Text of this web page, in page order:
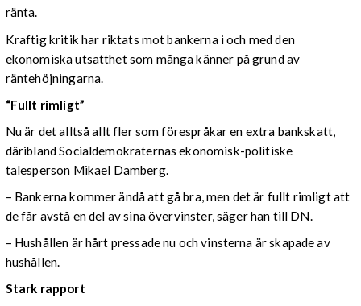
ränta.
Kraftig kritik har riktats mot bankerna i och med den
ekonomiska utsatthet som många känner på grund av
räntehöjningarna.
“Fullt rimligt”
Nu är det alltså allt fler som förespråkar en extra bankskatt,
däribland Socialdemokraternas ekonomisk-politiske
talesperson Mikael Damberg.
– Bankerna kommer ändå att gå bra, men det är fullt rimligt att
de får avstå en del av sina övervinster, säger han till DN.
– Hushållen är hårt pressade nu och vinsterna är skapade av
hushållen.
Stark rapport